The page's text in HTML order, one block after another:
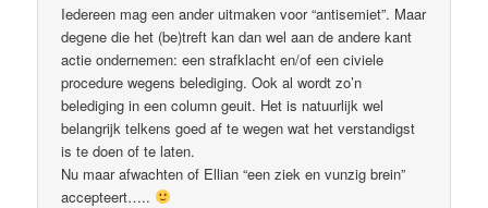
Iedereen mag een ander uitmaken voor “antisemiet”. Maar
degene die het (be)treft kan dan wel aan de andere kant
actie ondernemen: een strafklacht en/of een civiele
procedure wegens belediging. Ook al wordt zo’n
belediging in een column geuit. Het is natuurlijk wel
belangrijk telkens goed af te wegen wat het verstandigst
is te doen of te laten.
Nu maar afwachten of Ellian “een ziek en vunzig brein”
accepteert…..